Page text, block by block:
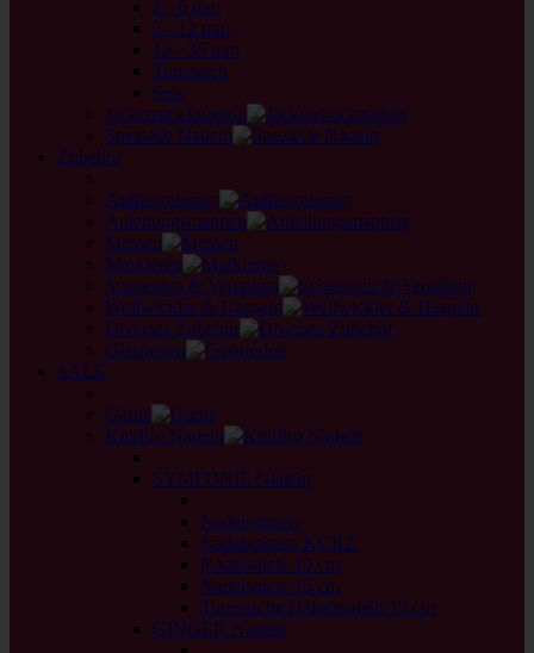
2 - 6 mm
7 - 12 mm
15 - 35 mm
Tunesisch
Sets
Jackenstricknadeln
Spezielle Nadeln
Zubehör
Aufbewahrung
Anleitungsmappen
Messen
Markieren
Schneiden & Vernähen
Wollwickler & Haspeln
Diverses Zubehör
Glasperlen
SALE
Garne
KnitPro Nadeln
SYMFONIE Nadeln
Nadelspitzen
Nadelspitzen KURZ
Nadelspiele 10 cm
Nadelspiele 15 cm
Tunesische Häkelnadeln 15 cm
GINGER Nadeln